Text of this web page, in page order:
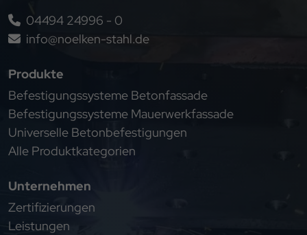
04494 24996 - 0
info@noelken-stahl.de
Produkte
Befestigungssysteme Betonfassade
Befestigungssysteme Mauerwerkfassade
Universelle Betonbefestigungen
Alle Produktkategorien
Unternehmen
Zertifizierungen
Leistungen